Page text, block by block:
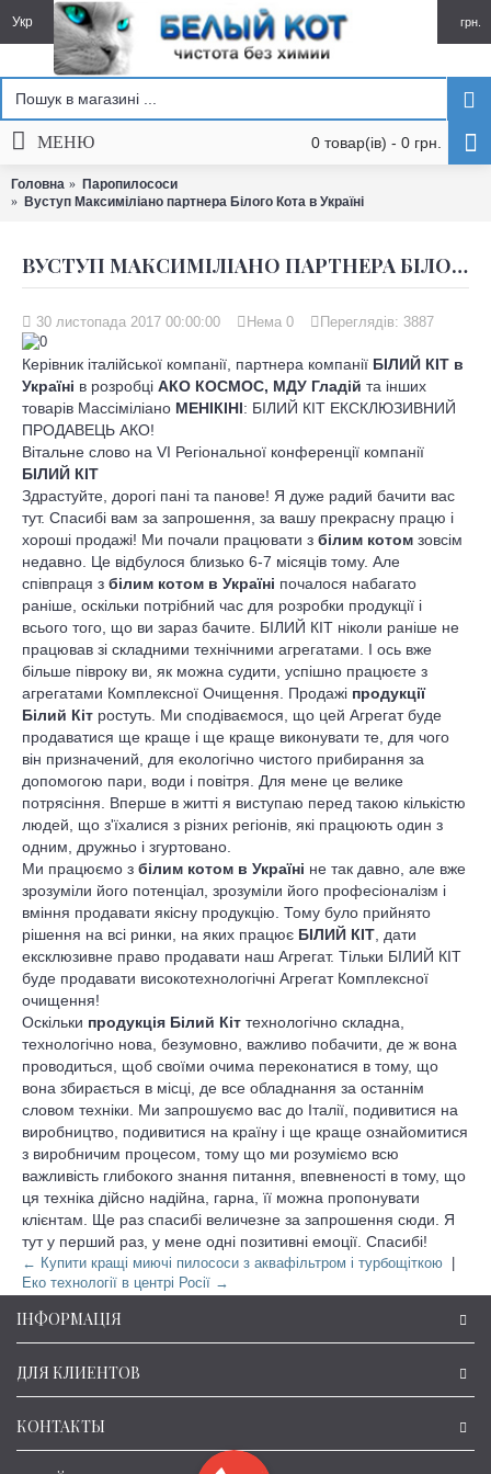
Укр грн.
0 товар(ів) - 0 грн.
МЕНЮ
Головна
Паропилососи
Вуступ Максиміліано партнера Білого Кота в Україні
ВУСТУП МАКСИМІЛІАНО ПАРТНЕРА БІЛОГО КОТА В УКРАЇНІ
30 листопада 2017 00:00:00 Нема 0 Переглядів: 3887
Керівник італійської компанії, партнера компанії БІЛИЙ КІТ в
Україні в розробці АКО КОСМОС, МДУ Гладій та інших
товарів Массіміліано МЕНІКІНІ: БІЛИЙ КІТ ЕКСКЛЮЗИВНИЙ
ПРОДАВЕЦЬ АКО!
Вітальне слово на VI Регіональної конференції компанії
БІЛИЙ КІТ
Здрастуйте, дорогі пані та панове! Я дуже радий бачити вас
тут. Спасибі вам за запрошення, за вашу прекрасну працю і
хороші продажі! Ми почали працювати з білим котом зовсім
недавно. Це відбулося близько 6-7 місяців тому. Але
співпраця з білим котом в Україні почалося набагато
раніше, оскільки потрібний час для розробки продукції і
всього того, що ви зараз бачите. БІЛИЙ КІТ ніколи раніше не
працював зі складними технічними агрегатами. І ось вже
більше півроку ви, як можна судити, успішно працюєте з
агрегатами Комплексної Очищення. Продажі продукції
Білий Кіт ростуть. Ми сподіваємося, що цей Агрегат буде
продаватися ще краще і ще краще виконувати те, для чого
він призначений, для екологічно чистого прибирання за
допомогою пари, води і повітря. Для мене це велике
потрясіння. Вперше в житті я виступаю перед такою кількістю
людей, що з'їхалися з різних регіонів, які працюють один з
одним, дружньо і згуртовано.
Ми працюємо з білим котом в Україні не так давно, але вже
зрозуміли його потенціал, зрозуміли його професіоналізм і
вміння продавати якісну продукцію. Тому було прийнято
рішення на всі ринки, на яких працює БІЛИЙ КІТ , дати
ексклюзивне право продавати наш Агрегат. Тільки БІЛИЙ КІТ
буде продавати високотехнологічні Агрегат Комплексної
очищення!
Оскільки продукція Білий Кіт технологічно складна,
технологічно нова, безумовно, важливо побачити, де ж вона
проводиться, щоб своїми очима переконатися в тому, що
вона збирається в місці, де все обладнання за останнім
словом техніки. Ми запрошуємо вас до Італії, подивитися на
виробництво, подивитися на країну і ще краще ознайомитися
з виробничим процесом, тому що ми розуміємо всю
важливість глибокого знання питання, впевненості в тому, що
ця техніка дійсно надійна, гарна, її можна пропонувати
клієнтам. Ще раз спасибі величезне за запрошення сюди. Я
тут у перший раз, у мене одні позитивні емоції. Спасибі!
← Купити кращі миючі пилососи з аквафільтром і турбощіткою
Еко технології в центрі Росії →
ІНФОРМАЦІЯ
ДЛЯ КЛИЕНТОВ
КОНТАКТЫ